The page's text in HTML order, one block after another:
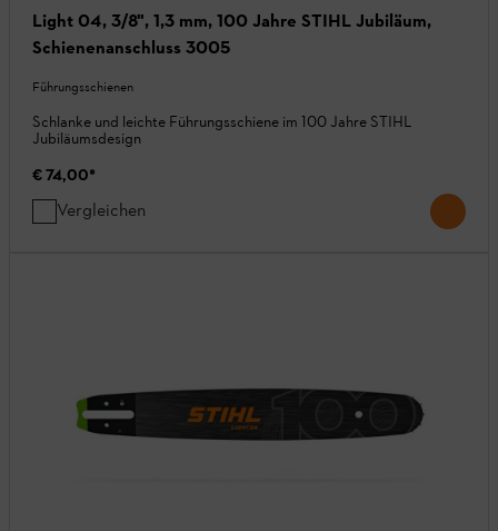
Light 04, 3/8", 1,3 mm, 100 Jahre STIHL Jubiläum,
Schienenanschluss 3005
Führungsschienen
Schlanke und leichte Führungsschiene im 100 Jahre STIHL
Jubiläumsdesign
€ 74,00*
Vergleichen